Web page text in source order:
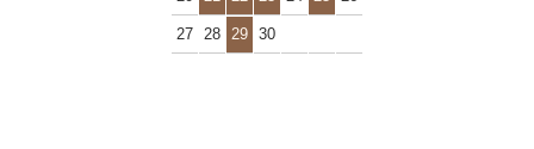
27 28 29 30